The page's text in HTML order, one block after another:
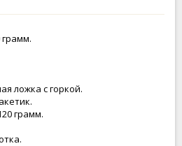
ложка с горкой.
грамм.